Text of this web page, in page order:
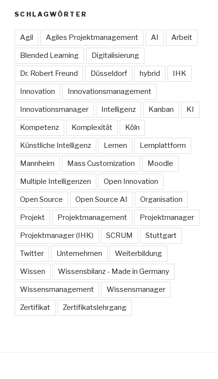
SCHLAGWÖRTER
Agil Agiles Projektmanagement AI Arbeit
Blended Learning Digitalisierung
Dr. Robert Freund Düsseldorf hybrid IHK
Innovation Innovationsmanagement
Innovationsmanager Intelligenz Kanban KI
Kompetenz Komplexität Köln
Künstliche Intelligenz Lernen Lernplattform
Mannheim Mass Customization Moodle
Multiple Intelligenzen Open Innovation
Open Source Open Source AI Organisation
Projekt Projektmanagement Projektmanager
Projektmanager (IHK) SCRUM Stuttgart
Twitter Unternehmen Weiterbildung
Wissen Wissensbilanz - Made in Germany
Wissensmanagement Wissensmanager
Zertifikat Zertifikatslehrgang